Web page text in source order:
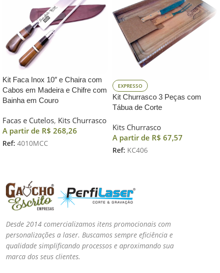
Kit Faca Inox 10″ e Chaira com
Cabos em Madeira e Chifre com
Bainha em Couro
Facas e Cutelos, Kits Churrasco
A partir de R$ 268,26
Ref: 4010MCC
EXPRESSO
Kit Churrasco 3 Peças com
Tábua de Corte
Kits Churrasco
A partir de R$ 67,57
Ref: KC406
Desde 2014 comercializamos itens promocionais com
personalizações a laser. Buscamos sempre eficiência e
qualidade simplificando processos e aproximando sua
marca dos seus clientes.